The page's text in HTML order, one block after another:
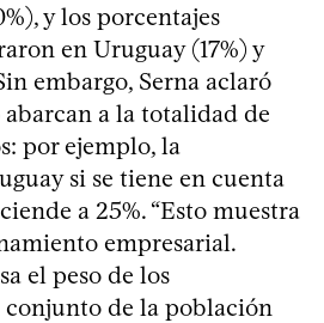
y los porcentajes
en Uruguay (17%) y
embargo, Serna aclaró
abarcan a la totalidad de
por ejemplo, la
si se tiene en cuenta
a 25%. “Esto muestra
empresarial.
el peso de los
conjunto de la población